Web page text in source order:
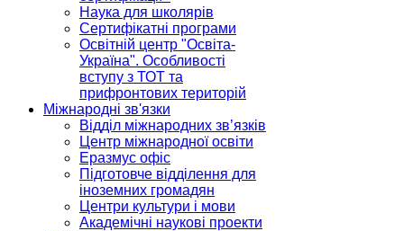
Наука для школярів
Сертифікатні програми
Освітній центр "Освіта-
Україна". Особливості
вступу з ТОТ та
прифронтових територій
Міжнародні зв'язки
Відділ міжнародних зв’язків
Центр міжнародної освіти
Еразмус офіс
Підготовче відділення для
іноземних громадян
Центри культури і мови
Академічні наукові проекти